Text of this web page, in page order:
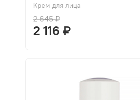
Крем для лица
2 645 ₽
2 116 ₽